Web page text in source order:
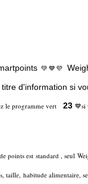
💚💙💜
titre d'information si
le programme vert 23 💙si
points est standard , seul
taille, habitude alimentaire,